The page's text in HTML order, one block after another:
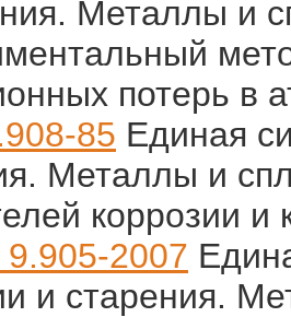
Металлы и
потерь в
85 Единая
Металлы и
коррозии и
2007
и старения.